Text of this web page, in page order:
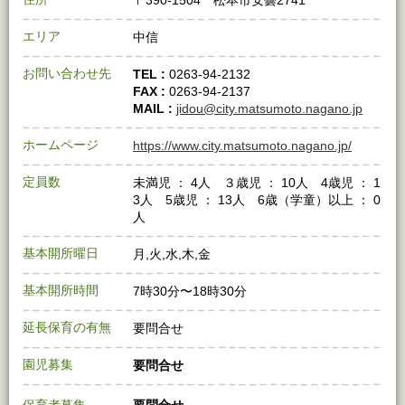
エリア 中信
お問い合わせ先 TEL : 0263-94-2132
FAX : 0263-94-2137
MAIL : jidou@city.matsumoto.nagano.jp
ホームページ https://www.city.matsumoto.nagano.jp/
定員数
未満児 ： 4人 ３歳児 ： 10人 4歳児 ： 1
3人 5歳児 ： 13人 6歳（学童）以上 ： 0
人
基本開所曜日 月,火,水,木,金
基本開所時間 7時30分〜18時30分
延長保育の有無 要問合せ
園児募集 要問合せ